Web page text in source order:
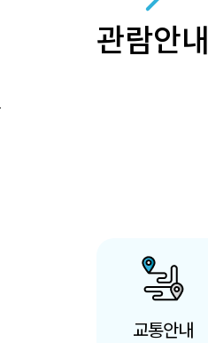
관람안내
교통안내